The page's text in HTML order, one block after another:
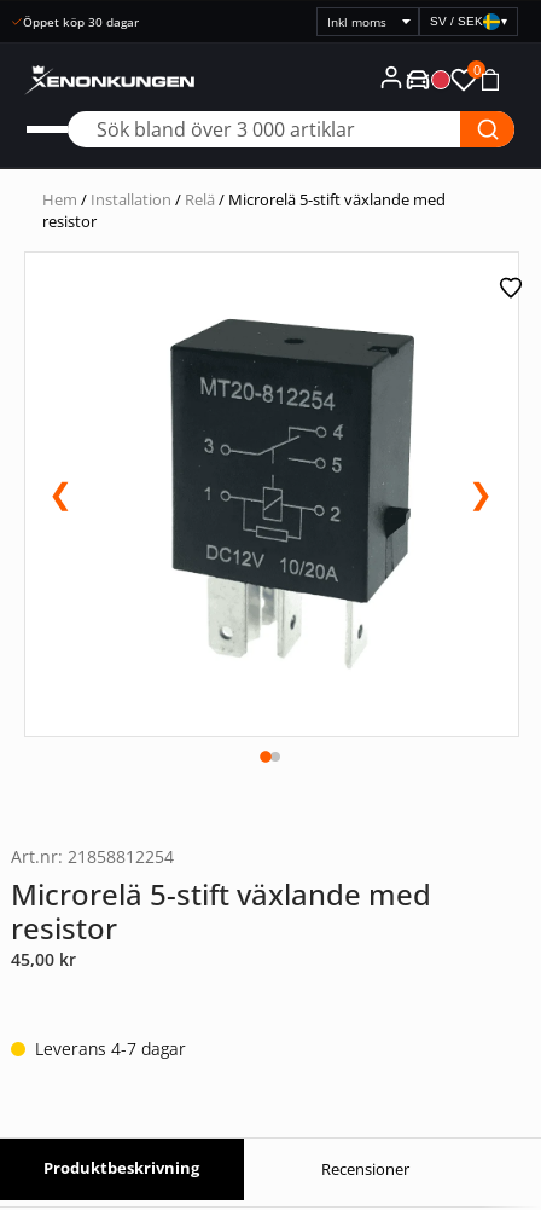
Snabb leverans
Välj
prisvisning
SV / SEK ▾
0
Hem / Installation / Relä / Microrelä 5-stift växlande med
resistor
❮ ❯
Art.nr: 21858812254
Microrelä 5-stift växlande med
resistor
45,00 kr
Leverans 4-7 dagar
Produktbeskrivning Recensioner